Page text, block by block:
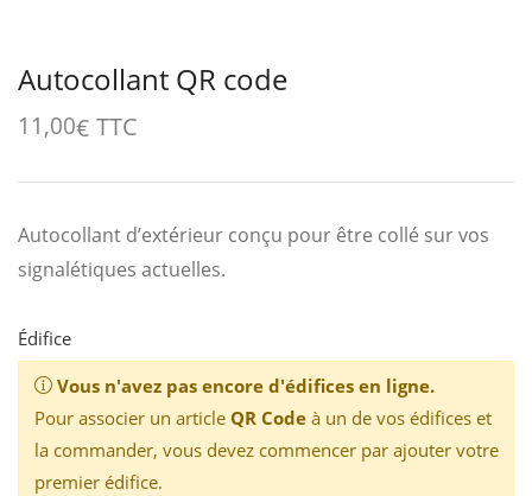
Autocollant QR code
11,00€ TTC
Autocollant d’extérieur conçu pour être collé sur vos
signalétiques actuelles.
Édifice
Vous n'avez pas encore d'édifices en ligne.
Pour associer un article QR Codeà un de vos édifices et
la commander, vous devez commencer par ajouter votre
premier édifice.